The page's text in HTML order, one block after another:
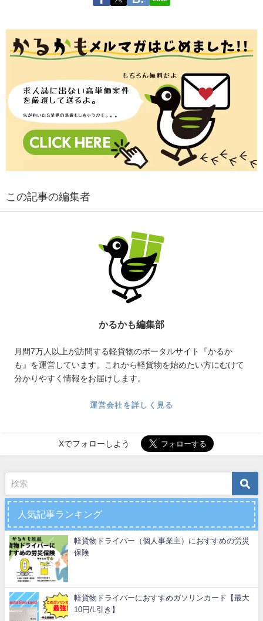
この記事の編集者
かるかも編集部
月間7万人以上が訪問する軽貨物のポータルサイト『かるか
も』を運営しています。これから軽貨物を始めたい方にむけて
分かりやすく情報をお届けします。
運営会社を詳しく見る
Xでフォローしよう
人気記事ランキング
軽貨物ドライバー（個人事業主）におすすめの労災
保険
軽貨物ドライバーにおすすめガソリンカード【最大
10円/L引き】